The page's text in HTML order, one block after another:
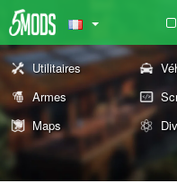
Utilitaires
Armes
Maps